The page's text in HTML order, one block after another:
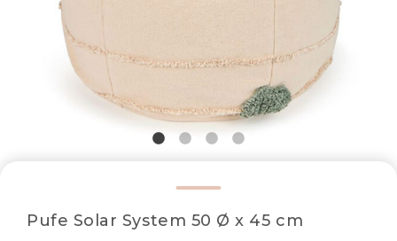
Pufe Solar System 50 Ø x 45 cm